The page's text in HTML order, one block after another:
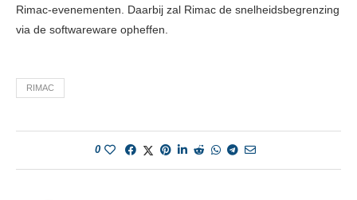
Rimac-evenementen. Daarbij zal Rimac de snelheidsbegrenzing
via de softwareware opheffen.
RIMAC
0